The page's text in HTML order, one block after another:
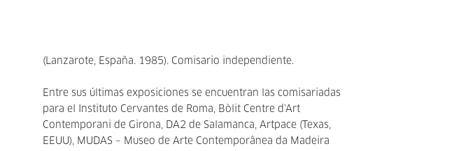
(Lanzarote, España. 1985). Comisario independiente.
Entre sus últimas exposiciones se encuentran las comisariadas
para el Instituto Cervantes de Roma, Bòlit Centre d’Art
Contemporani de Girona, DA2 de Salamanca, Artpace (Texas,
EEUU), MUDAS – Museo de Arte Contemporânea da Madeira